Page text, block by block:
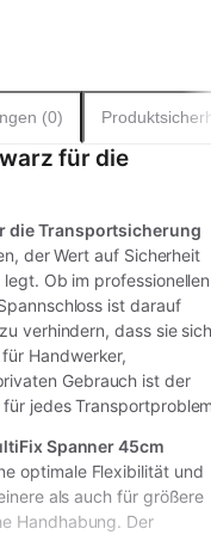
(0)
für die
die Transportsicherung
der Wert auf Sicherheit
Ob im professionellen
ist darauf
verhindern, dass sie
Handwerker,
Gebrauch ist der
jedes
Spanner 45cm
optimale Flexibilität und
als auch für größere
Handhabung. Der